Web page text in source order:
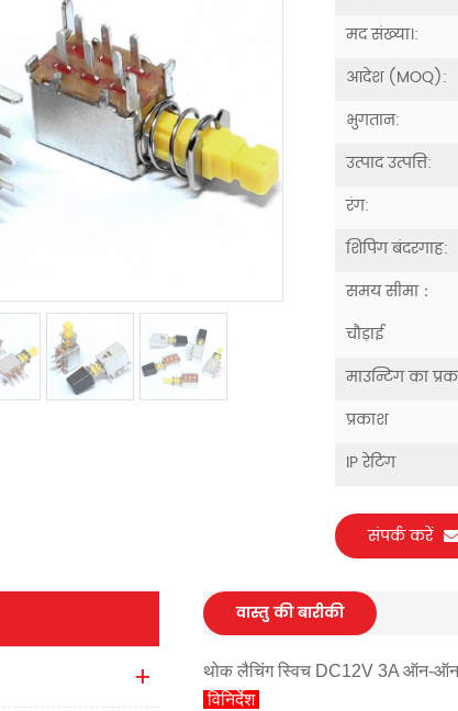
मद संख्या।:
आदेश (MOQ):
भुगतान:
उत्पाद उत्पत्ति:
रंग:
शिपिंग बंदरगाह:
समय सीमा：
चौड़ाई
माउन्टिंग का
प्रकाश
IP रेटिंग
संपर्क करें
वास्तु की बारीकी
थोक लैचिंग स्विच DC12V 3A ऑन-ऑन
विनिर्देश